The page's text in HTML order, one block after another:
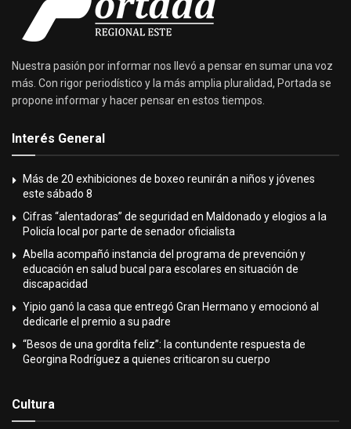
Nuestra pasión por informar nos llevó a pensar en sumar una voz
más. Con rigor periodístico y la más amplia pluralidad, Portada se
propone informar y hacer pensar en estos tiempos.
Interés General
Más de 20 exhibiciones de boxeo reunirán a niños y jóvenes
este sábado 8
Cifras “alentadoras” de seguridad en Maldonado y elogios a la
Policía local por parte de senador oficialista
Abella acompañó instancia del programa de prevención y
educación en salud bucal para escolares en situación de
discapacidad
Yipio ganó la casa que entregó Gran Hermano y emocionó al
dedicarle el premio a su padre
“Besos de una gordita feliz”: la contundente respuesta de
Georgina Rodríguez a quienes criticaron su cuerpo
Cultura